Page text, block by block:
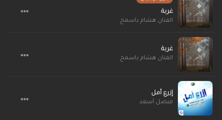
غربة
الفنان هشام باسمح
غربة
الفنان هشام باسمح
إزرع أمل
فيصل أسعد